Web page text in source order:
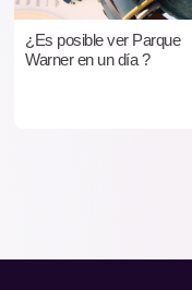
¿Es posible ver Parque
Warner en un día ?